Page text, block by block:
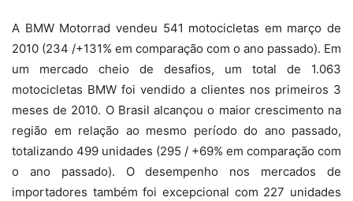
A BMW Motorrad vendeu 541 motocicletas em março de
2010 (234 /+131% em comparação com o ano passado). Em
um mercado cheio de desafios, um total de 1.063
motocicletas BMW foi vendido a clientes nos primeiros 3
meses de 2010. O Brasil alcançou o maior crescimento na
região em relação ao mesmo período do ano passado,
totalizando 499 unidades (295 / +69% em comparação com
o ano passado). O desempenho nos mercados de
importadores também foi excepcional com 227 unidades